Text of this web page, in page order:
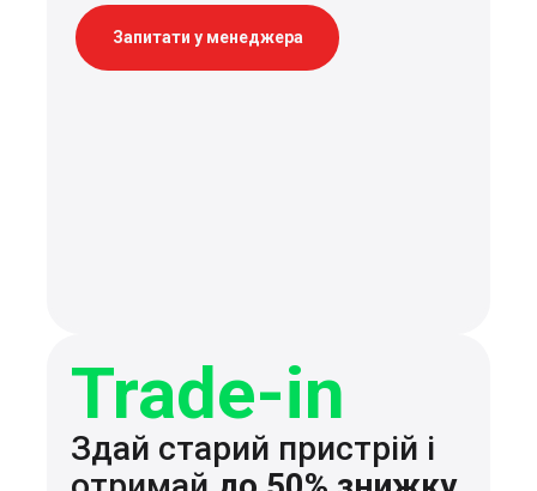
Запитати у менеджера
Trade-in
Здай старий пристрій і